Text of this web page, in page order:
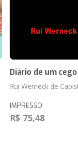
Diário de um
Rui Werneck de
IMPRESSO
R$ 75,48